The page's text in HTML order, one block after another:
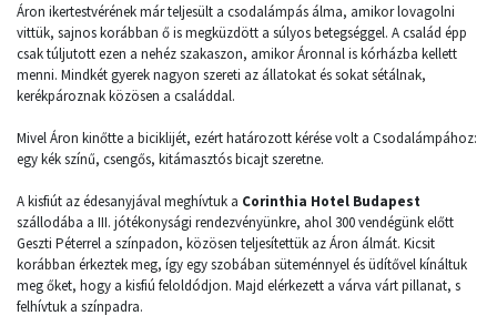
Áron ikertestvérének már teljesült a csodalámpás álma, amikor lovagolni
vittük, sajnos korábban ő is megküzdött a súlyos betegséggel. A család épp
csak túljutott ezen a nehéz szakaszon, amikor Áronnal is kórházba kellett
menni. Mindkét gyerek nagyon szereti az állatokat és sokat sétálnak,
kerékpároznak közösen a családdal.
Mivel Áron kinőtte a biciklijét, ezért határozott kérése volt a Csodalámpához:
egy kék színű, csengős, kitámasztós bicajt szeretne.
A kisfiút az édesanyjával meghívtuk a Corinthia Hotel Budapest
szállodába a III. jótékonysági rendezvényünkre, ahol 300 vendégünk előtt
Geszti Péterrel a színpadon, közösen teljesítettük az Áron álmát. Kicsit
korábban érkeztek meg, így egy szobában süteménnyel és üdítővel kínáltuk
meg őket, hogy a kisfiú feloldódjon. Majd elérkezett a várva várt pillanat, s
felhívtuk a színpadra.